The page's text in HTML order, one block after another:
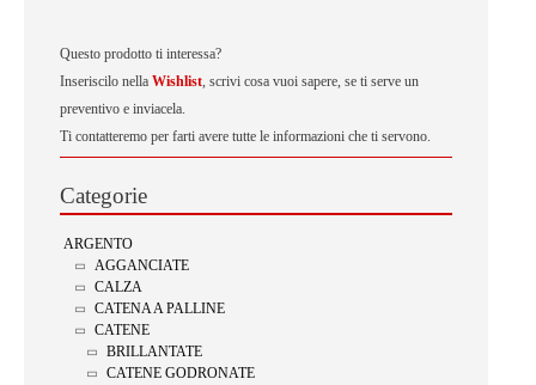
Questo prodotto ti interessa?
Inseriscilo nella Wishlist, scrivi cosa vuoi sapere, se ti serve un
preventivo e inviacela.
Ti contatteremo per farti avere tutte le informazioni che ti servono.
Categorie
ARGENTO
AGGANCIATE
CALZA
CATENA A PALLINE
CATENE
BRILLANTATE
CATENE GODRONATE